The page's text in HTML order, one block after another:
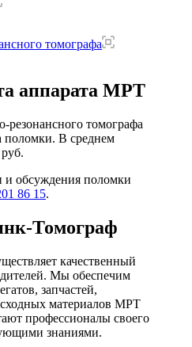
аппарата МРТ
резонансного томографа
поломки. В среднем
и обсуждения поломки
86 15.
Томограф
качественный
Мы обеспечим
запчастей,
материалов МРТ
профессионалы своего
знаниями.